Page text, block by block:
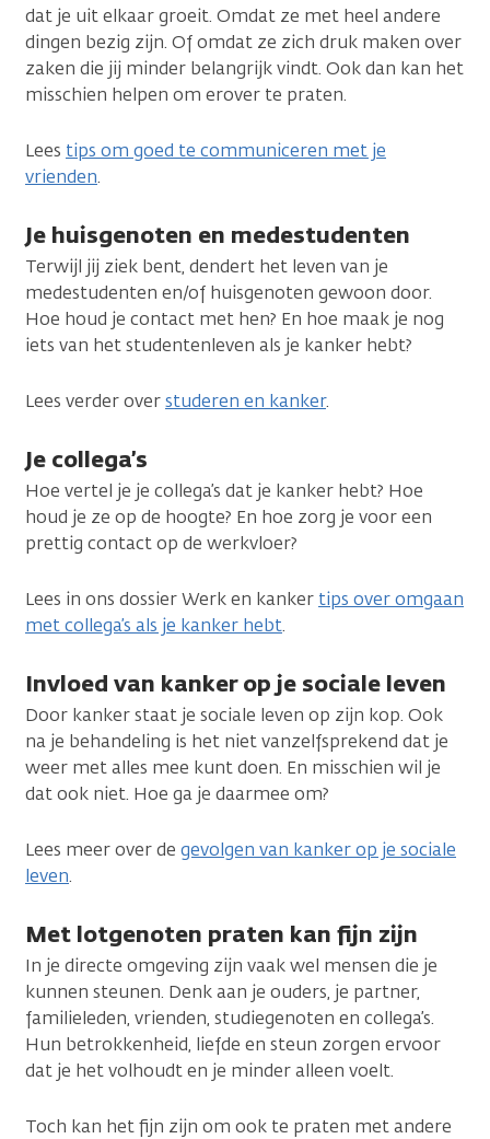
dat je uit elkaar groeit. Omdat ze met heel andere
dingen bezig zijn. Of omdat ze zich druk maken over
zaken die jij minder belangrijk vindt. Ook dan kan het
misschien helpen om erover te praten.
Lees tips om goed te communiceren met je
vrienden.
Je huisgenoten en medestudenten
Terwijl jij ziek bent, dendert het leven van je
medestudenten en/of huisgenoten gewoon door.
Hoe houd je contact met hen? En hoe maak je nog
iets van het studentenleven als je kanker hebt?
Lees verder overstuderen en kanker.
Je collega’s
Hoe vertel je je collega’s dat je kanker hebt? Hoe
houd je ze op de hoogte? En hoe zorg je voor een
prettig contact op de werkvloer?
Lees in ons dossier Werk en kanker tips over omgaan
met collega’s als je kanker hebt.
Invloed van kanker op je sociale leven
Door kanker staat je sociale leven op zijn kop. Ook
na je behandeling is het niet vanzelfsprekend dat je
weer met alles mee kunt doen. En misschien wil je
dat ook niet. Hoe ga je daarmee om?
Lees meer over de gevolgen van kanker op je sociale
leven.
Met lotgenoten praten kan fijn zijn
In je directe omgeving zijn vaak wel mensen die je
kunnen steunen. Denk aan je ouders, je partner,
familieleden, vrienden, studiegenoten en collega’s.
Hun betrokkenheid, liefde en steun zorgen ervoor
dat je het volhoudt en je minder alleen voelt.
Toch kan het fijn zijn om ook te praten met andere